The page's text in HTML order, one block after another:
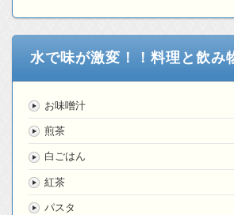
水で味が激変！！料理と飲み
お味噌汁
煎茶
白ごはん
紅茶
パスタ